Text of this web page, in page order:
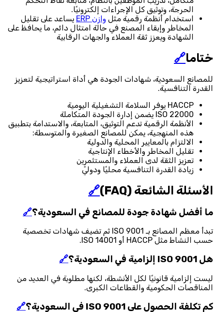
الحرجة، وتوثيق كل الإجراءات إلكترونيًا.
استخدام أنظمة رقمية مثل وازن ERP
يساعد على تقليل
المخاطر وإبقاء المصنع في حالة امتثال دائم، ما يحافظ على
الشهادة ويعزز ثقة العملاء والجهات الرقابية
ختاما🔗
للمصانع السعودية، شهادات الجودة هي أداة استراتيجية لتعزيز
القدرة التنافسية.
HACCP يوفر السلامة التشغيلية اليومية
ISO 22000 يضمن إدارة الجودة المتكاملة
الأنظمة الرقمية تدعم التوثيق، المتابعة، والاستدامة بتطبيق
هذه المنهجية، يمكن للمصانع الصغيرة والمتوسطة:
الالتزام بالمعايير المحلية والدولية
تقليل المخاطر والأخطاء الإنتاجية
تعزيز الثقة لدى العملاء والمستثمرين
زيادة القدرة التنافسية محليًا ودوليً
الأسئلة الشائعة (FAQ) 🔗
ما أفضل شهادة جودة للمصانع في السعودية؟🔗
تبدأ معظم المصانع بـ ISO 9001 ثم تضيف شهادات تخصصية
حسب النشاط مثل HACCP أو ISO 14001.
هل ISO 9001 إلزامية في السعودية؟ 🔗
ليست إلزامية قانونيًا لكل الأنشطة، لكنها مطلوبة في العديد من
المناقصات الحكومية والقطاعات الكبرى.
كم تكلفة الحصول على ISO 9001 في السعودية؟ 🔗